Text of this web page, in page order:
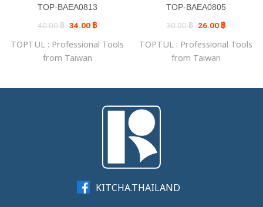
TOP-BAEA0813
40.00฿ Original
price
40.00 ฿.
34.00 ฿Current
price
34.00 ฿.
TOPTUL : Professional Tools
from Taiwan
TOP-BAEA0805
30.00฿ Original
price
30.00 ฿.
26.00 ฿Current
price
26.00 ฿.
TOPTUL : Professional Tools
from Taiwan
KITCHA.THAILAND